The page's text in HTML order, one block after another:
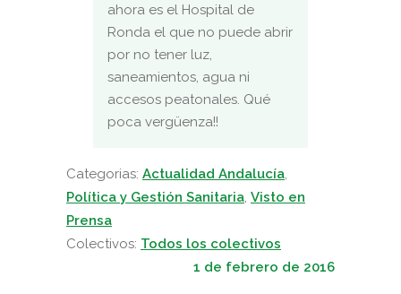
ahora es el Hospital de
Ronda el que no puede abrir
por no tener luz,
saneamientos, agua ni
accesos peatonales. Qué
poca vergüenza!!
Categorias: Actualidad Andalucía
Política y Gestión Sanitaria Visto en
Prensa
Colectivos: Todos los colectivos
1 de febrero de 2016